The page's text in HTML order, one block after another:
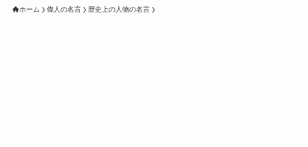
ホーム 偉人の名言 歴史上の人物の名言